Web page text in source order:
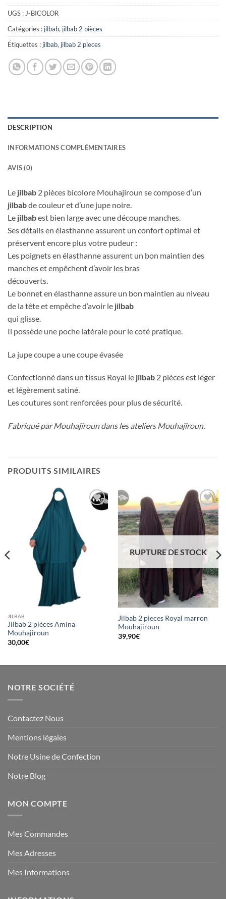
UGS : J-BICOLOR
Catégories : jilbab, jilbab 2 pièces
Étiquettes : jilbab, jilbab 2 pieces
DESCRIPTION
INFORMATIONS COMPLÉMENTAIRES
AVIS (0)
Le jilbab 2 pièces bicolore Mouhajiroun se compose d’un
jilbabde couleur et d’une jupe noire.
Le jilbabest bien large avec une découpe manches.
Ses détails en élasthanne assurent un confort optimal et
préservent encore plus votre pudeur :
Les poignets en élasthanne assurent un bon maintien des
manches et empêchent d’avoir les bras
découverts.
Le bonnet en élasthanne assure un bon maintien au niveau
de la tête et empêche d’avoir le jilbab
qui glisse.
Il possède une poche latérale pour le coté pratique.
La jupe coupe a une coupe évasée
Confectionné dans un tissus Royal le jilbab 2 pièces est léger
et légèrement satiné.
Les coutures sont renforcées pour plus de sécurité.
Fabriqué par Mouhajiroun dans les ateliers Mouhajiroun.
PRODUITS SIMILAIRES
Ajouter
JILBAB
Jilbab 2 pièces Amina
Mouhajiroun
30,00€
Ajouter
à la liste
d’envies
RUPTURE DE STOCK
Jilbab 2 pieces Royal marron
Mouhajiroun
39,90€
NOTRE SOCIÉTÉ
Contactez Nous
Mentions légales
Notre Usine de Confection
Notre Blog
MON COMPTE
Mes Commandes
Mes Adresses
Mes Informations